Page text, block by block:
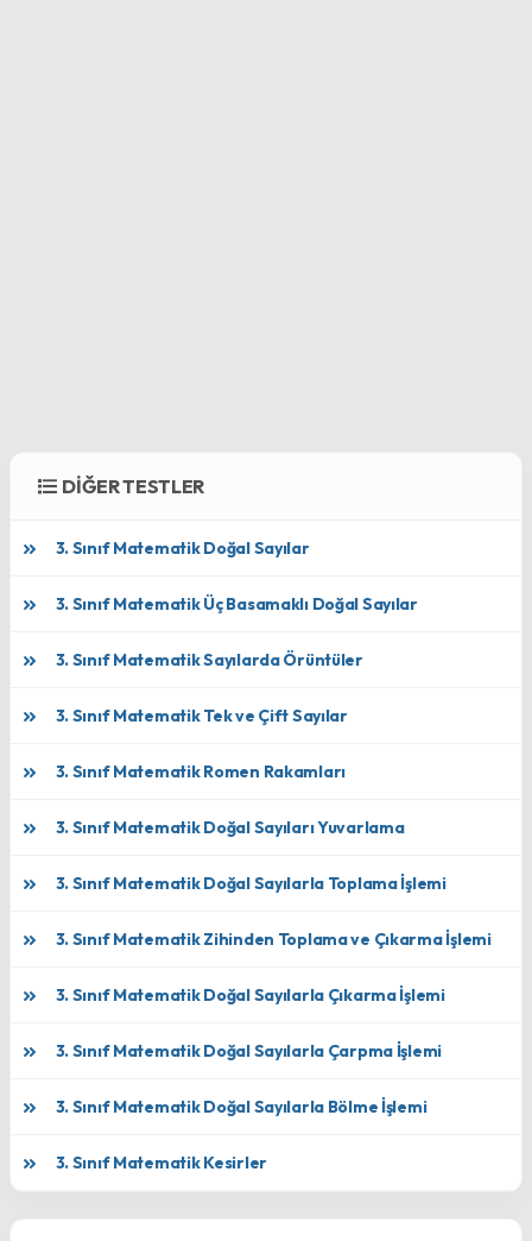
DİĞER TESTLER
3. Sınıf Matematik Doğal Sayılar
3. Sınıf Matematik Üç Basamaklı Doğal Sayılar
3. Sınıf Matematik Sayılarda Örüntüler
3. Sınıf Matematik Tek ve Çift Sayılar
3. Sınıf Matematik Romen Rakamları
3. Sınıf Matematik Doğal Sayıları Yuvarlama
3. Sınıf Matematik Doğal Sayılarla Toplama İşlemi
3. Sınıf Matematik Zihinden Toplama ve Çıkarma İşlemi
3. Sınıf Matematik Doğal Sayılarla Çıkarma İşlemi
3. Sınıf Matematik Doğal Sayılarla Çarpma İşlemi
3. Sınıf Matematik Doğal Sayılarla Bölme İşlemi
3. Sınıf Matematik Kesirler